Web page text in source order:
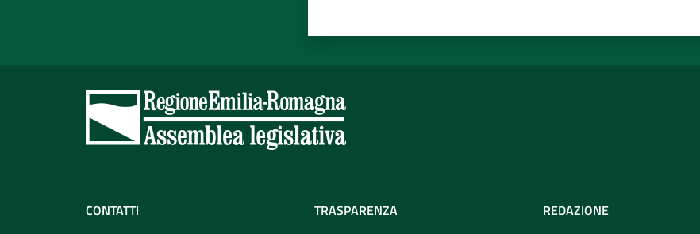
CONTATTI TRASPARENZA REDAZIONE